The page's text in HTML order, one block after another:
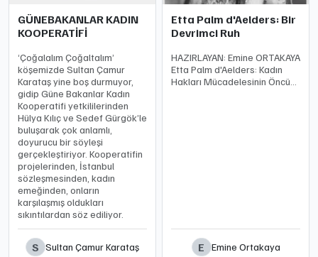
GÜNEBAKANLAR KADIN
KOOPERATİFİ
‘Çoğalalım Çoğaltalım’
köşemizde Sultan Çamur
Karataş yine boş durmuyor,
gidip Güne Bakanlar Kadın
Kooperatifi yetkililerinden
Hülya Kılıç ve Sedef Gürgök’le
buluşarak çok anlamlı,
doyurucu bir söyleşi
gerçekleştiriyor. Kooperatifin
projelerinden, İstanbul
sözleşmesinden, kadın
emeğinden, onların
karşılaşmış oldukları
sıkıntılardan söz ediliyor.
S Sultan Çamur Karataş
Etta Palm d'Aelders: Bir
Devrimci Ruh
HAZIRLAYAN: Emine ORTAKAYA
Etta Palm d'Aelders: Kadın
Hakları Mücadelesinin Öncüsü
E
Emine Ortakaya